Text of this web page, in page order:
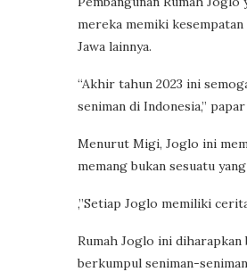
mereka memiki
Jawa lainnya.
“Akhir tahun 2023 ini
seniman di Indonesia,”
Menurut Migi, Joglo ini
memang bukan sesuatu
,”Setiap Joglo memiliki
Rumah Joglo ini
berkumpul seniman-